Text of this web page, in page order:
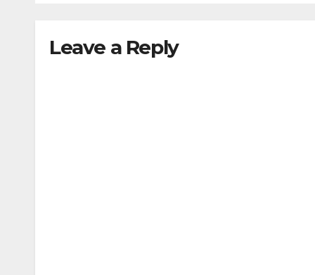
Leave a Reply